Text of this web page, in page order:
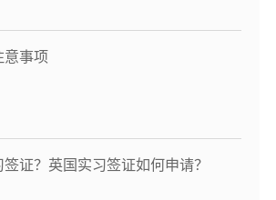
意事项
证？英国实习签证如何申请？